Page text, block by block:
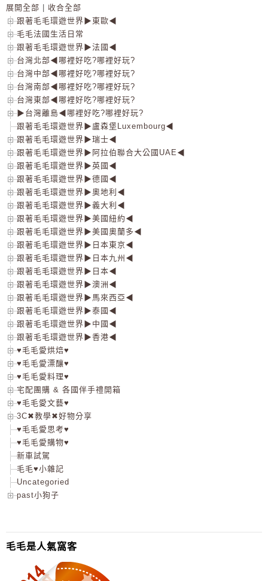
展開全部
收合全部
跟著毛毛環遊世界▶東歐◀
毛毛法國生活日常
跟著毛毛環遊世界▶法國◀
台灣北部◀哪裡好吃?哪裡好玩?
台灣中部◀哪裡好吃?哪裡好玩?
台灣南部◀哪裡好吃?哪裡好玩?
台灣東部◀哪裡好吃?哪裡好玩?
▶台灣離島◀哪裡好吃?哪裡好玩?
跟著毛毛環遊世界▶盧森堡Luxembourg◀
跟著毛毛環遊世界▶瑞士◀
跟著毛毛環遊世界▶阿拉伯聯合大公國UAE◀
跟著毛毛環遊世界▶英國◀
跟著毛毛環遊世界▶德國◀
跟著毛毛環遊世界▶奧地利◀
跟著毛毛環遊世界▶義大利◀
跟著毛毛環遊世界▶美國紐約◀
跟著毛毛環遊世界▶美國奧蘭多◀
跟著毛毛環遊世界▶日本東京◀
跟著毛毛環遊世界▶日本九州◀
跟著毛毛環遊世界▶日本◀
跟著毛毛環遊世界▶澳洲◀
跟著毛毛環遊世界▶馬來西亞◀
跟著毛毛環遊世界▶泰國◀
跟著毛毛環遊世界▶中國◀
跟著毛毛環遊世界▶香港◀
♥毛毛愛烘焙♥
♥毛毛愛漂釀♥
♥毛毛愛料理♥
宅配團購 & 各國伴手禮開箱
♥毛毛愛文藝♥
3C✖教學✖好物分享
♥毛毛愛思考♥
♥毛毛愛購物♥
新車試駕
毛毛♥小雜記
Uncategoried
past小狗子
毛毛是人氣窩客